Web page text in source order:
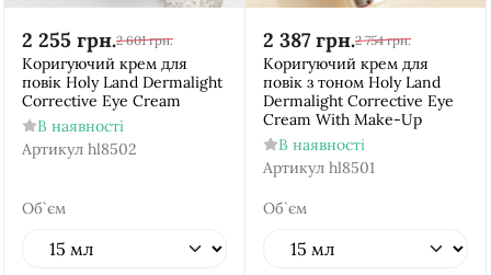
2 255 грн.2 601 грн.
Коригуючий крем для
повік Holy Land Dermalight
Corrective Eye Cream
В наявності
Артикул hl8502
Об`єм
2 387 грн.2 754 грн.
Коригуючий крем для
повік з тоном Holy Land
Dermalight Corrective Eye
Cream With Make-Up
В наявності
Артикул hl8501
Об`єм